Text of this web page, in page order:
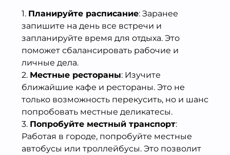
1. Планируйте расписание: Заранее
запишите на день все встречи и
запланируйте время для отдыха. Это
поможет сбалансировать рабочие и
личные дела.
2. Местные рестораны: Изучите
ближайшие кафе и рестораны. Это не
только возможность перекусить, но и шанс
попробовать местные деликатесы.
3. Попробуйте местный транспорт:
Работая в городе, попробуйте местные
автобусы или троллейбусы. Это позволит